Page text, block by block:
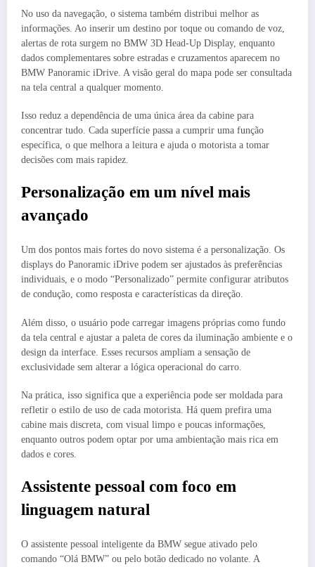
No uso da navegação, o sistema também distribui melhor as
informações. Ao inserir um destino por toque ou comando de voz,
alertas de rota surgem no BMW 3D Head-Up Display, enquanto
dados complementares sobre estradas e cruzamentos aparecem no
BMW Panoramic iDrive. A visão geral do mapa pode ser consultada
na tela central a qualquer momento.
Isso reduz a dependência de uma única área da cabine para
concentrar tudo. Cada superfície passa a cumprir uma função
específica, o que melhora a leitura e ajuda o motorista a tomar
decisões com mais rapidez.
Personalização em um nível mais
avançado
Um dos pontos mais fortes do novo sistema é a personalização. Os
displays do Panoramic iDrive podem ser ajustados às preferências
individuais, e o modo “Personalizado” permite configurar atributos
de condução, como resposta e características da direção.
Além disso, o usuário pode carregar imagens próprias como fundo
da tela central e ajustar a paleta de cores da iluminação ambiente e o
design da interface. Esses recursos ampliam a sensação de
exclusividade sem alterar a lógica operacional do carro.
Na prática, isso significa que a experiência pode ser moldada para
refletir o estilo de uso de cada motorista. Há quem prefira uma
cabine mais discreta, com visual limpo e poucas informações,
enquanto outros podem optar por uma ambientação mais rica em
dados e cores.
Assistente pessoal com foco em
linguagem natural
O assistente pessoal inteligente da BMW segue ativado pelo
comando “Olá BMW” ou pelo botão dedicado no volante. A